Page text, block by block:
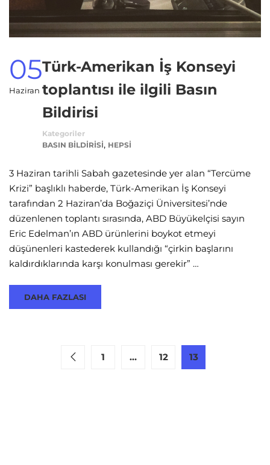
05
Haziran
Türk-Amerikan İş Konseyi
toplantısı ile ilgili Basın
Bildirisi
Kategoriler
BASIN BILDIRISI, HEPSI
3 Haziran tarihli Sabah gazetesinde yer alan “Tercüme
Krizi” başlıklı haberde, Türk-Amerikan İş Konseyi
tarafından 2 Haziran’da Boğaziçi Üniversitesi’nde
düzenlenen toplantı sırasında, ABD Büyükelçisi sayın
Eric Edelman’ın ABD ürünlerini boykot etmeyi
düşünenleri kastederek kullandığı “çirkin başlarını
kaldırdıklarında karşı konulması gerekir” …
DAHA FAZLASI
1 … 12 13